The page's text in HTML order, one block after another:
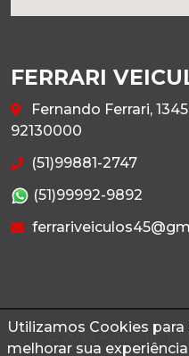
Utilizamos Cookies
melhorar sua
FERRARI
Fernando Ferrari,
92130000
(51)99881-2747
(51)99992-9892
© 2026 Autoconf.